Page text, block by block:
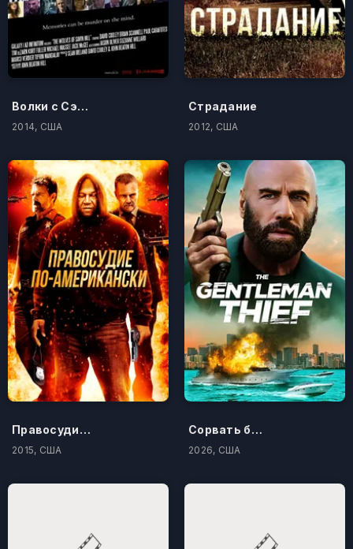
Волки с Сэйвин-Хилл
2014, США
Страдание
2012, США
Правосудие по-американски
2015, США
Сорвать банк 3: Вор-джентльмен
2026, США